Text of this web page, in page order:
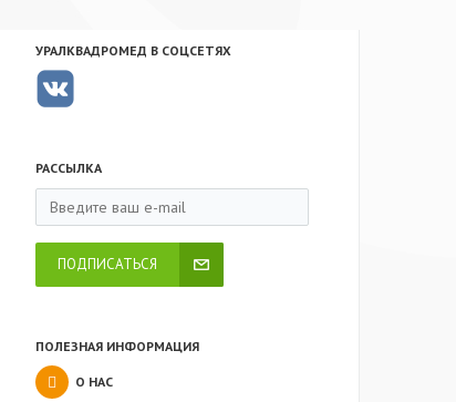
УРАЛКВАДРОМЕД В СОЦСЕТЯХ
РАССЫЛКА
ПОДПИСАТЬСЯ
ПОЛЕЗНАЯ ИНФОРМАЦИЯ
О НАС